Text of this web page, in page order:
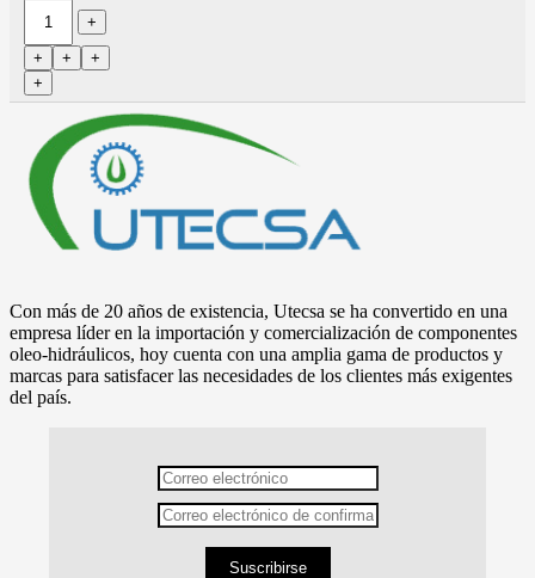
Con más de 20 años de existencia, Utecsa se ha convertido en una
empresa líder en la importación y comercialización de componentes
oleo-hidráulicos, hoy cuenta con una amplia gama de productos y
marcas para satisfacer las necesidades de los clientes más exigentes
del país.
Suscribirse